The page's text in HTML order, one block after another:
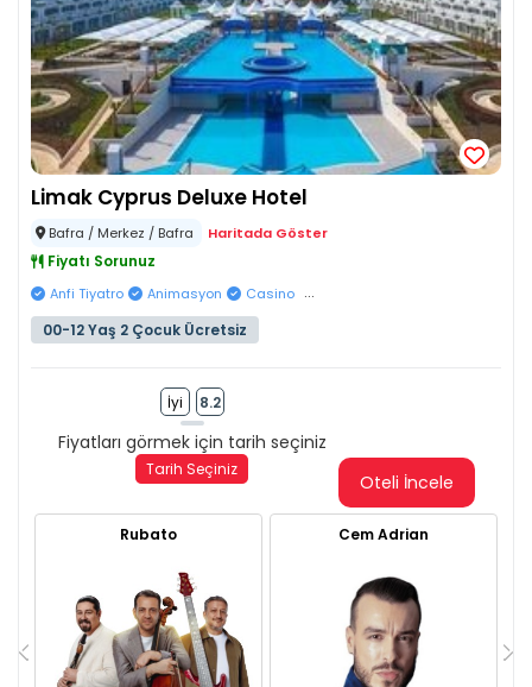
Limak Cyprus Deluxe Hotel
Bafra / Merkez / Bafra Haritada Göster
Fiyatı Sorunuz
Anfi Tiyatro Animasyon Casino ...
00-12 Yaş 2 Çocuk Ücretsiz
İyi 8.2
Fiyatları görmek için tarih seçiniz
Tarih Seçiniz
Oteli İncele
Rubato Cem Adrian